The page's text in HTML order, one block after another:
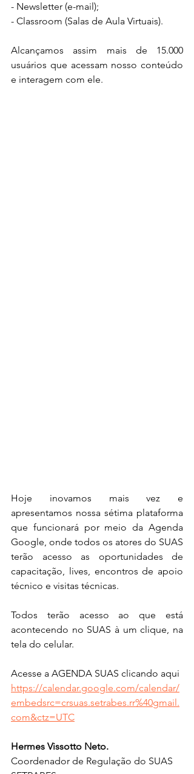
- Newsletter (e-mail);
- Classroom (Salas de Aula Virtuais).
Alcançamos assim mais de 15.000
usuários que acessam nosso conteúdo
e interagem com ele.
Hoje inovamos mais vez e
apresentamos nossa sétima plataforma
que funcionará por meio da Agenda
Google, onde todos os atores do SUAS
terão acesso as oportunidades de
capacitação, lives, encontros de apoio
técnico e visitas técnicas.
Todos terão acesso ao que está
acontecendo no SUAS à um clique, na
tela do celular.
Acesse a AGENDA SUAS clicando aqui
https://calendar.google.com/calendar/
embedsrc=crsuas.setrabes.rr%40gmail.
com&ctz=UTC
Hermes Vissotto Neto.
Coordenador de Regulação do SUAS